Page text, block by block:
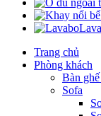
Trang chủ
Phòng khách
Bàn
Sofa